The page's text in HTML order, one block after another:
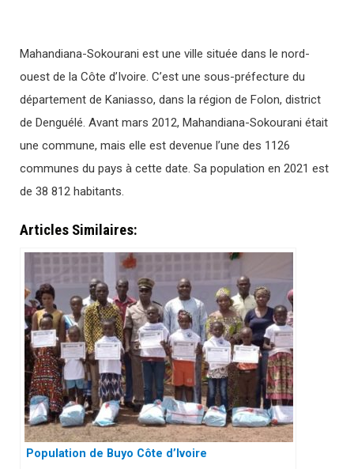
Mahandiana-Sokourani est une ville située dans le nord-
ouest de la Côte d’Ivoire. C’est une sous-préfecture du
département de Kaniasso, dans la région de Folon, district
de Denguélé. Avant mars 2012, Mahandiana-Sokourani était
une commune, mais elle est devenue l’une des 1126
communes du pays à cette date. Sa population en 2021 est
de 38 812 habitants.
Articles Similaires:
Population de Buyo Côte d’Ivoire